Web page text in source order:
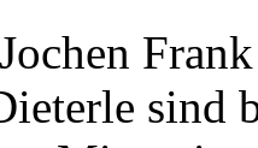
sind